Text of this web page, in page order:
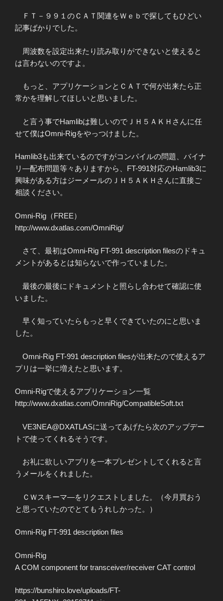
ＦＴ－９９１のＣＡＴ関連をＷｅｂで探してもひどい
記事ばかりでした。
周波数を設定出来たり読み取りができないと使えると
は言わないのですよ。
もっと、アプリケーションとＣＡＴで何が出来たら正
常かを理解してほしいと思いました。
と言う事でHamlibは難しいのでＪＨ５ＡＫＨさんに任
せて僕はOmni-Rigをやっつけました。
Hamlib3も出来ているのですがコンパイルの問題、バイナ
リ―配布問題等々ありますから、FT-991対応のHamlib3に
興味がある方はジーメールのＪＨ５ＡＫＨさんに直接ご
相談ください。
Omni-Rig（FREE）
http://www.dxatlas.com/OmniRig/
さて、最初はOmni-Rig FT-991 description filesのドキュ
メントがあるとは知らないで作っていました。
最後の最後にドキュメントと照らし合わせて確認に使
いました。
早く知っていたらもっと早くできていたのにと思いま
した。
Omni-Rig FT-991 description filesが出来たので使えるア
プリは一挙に増えたと思います。
Omni-Rigで使えるアプリケーション一覧
http://www.dxatlas.com/OmniRig/CompatibleSoft.txt
VE3NEA@DXATLASに送ってあげたら次のアップデー
トで使ってくれるそうです。
お礼に欲しいアプリを一本プレゼントしてくれると言
うメールをくれました。
ＣＷスキーマ―をリクエストしました。（今月買おう
と思っていたのでとてもうれしかった。）
Omni-Rig FT-991 description files
Omni-Rig
A COM component for transceiver/receiver CAT control
https://bunshiro.love/uploads/FT-